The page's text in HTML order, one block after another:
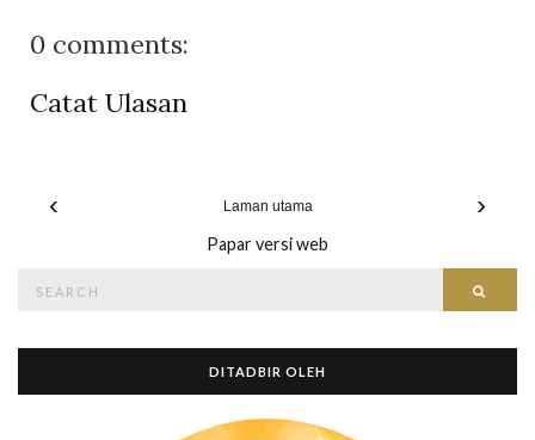
0 comments:
Catat Ulasan
‹ ›
Laman utama
Papar versi web
for:
DITADBIR OLEH